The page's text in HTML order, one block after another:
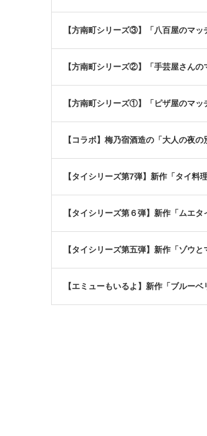
【方南町シリーズ③】「八百屋のマ
【方南町シリーズ②】「手芸屋さん
【方南町シリーズ①】「ピザ屋のマ
【コラボ】梅乃宿酒造の「大人の夜
【タイシリーズ第7弾】新作「タイ
【タイシリーズ第６弾】新作「ムエ
【タイシリーズ第五弾】新作「ゾウ
【エミューもいるよ】新作「ブルー